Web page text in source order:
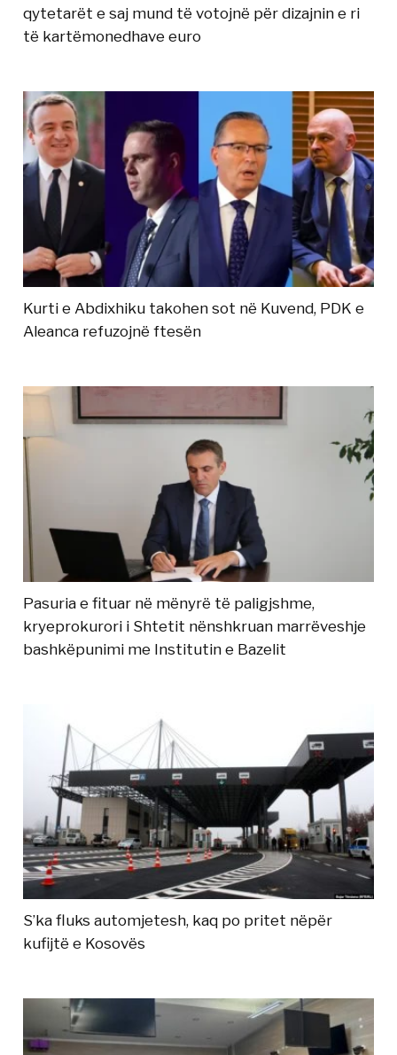
qytetarët e saj mund të votojnë për dizajnin e ri
të kartëmonedhave euro
Kurti e Abdixhiku takohen sot në Kuvend, PDK e
Aleanca refuzojnë ftesën
Pasuria e fituar në mënyrë të paligjshme,
kryeprokurori i Shtetit nënshkruan marrëveshje
bashkëpunimi me Institutin e Bazelit
S’ka fluks automjetesh, kaq po pritet nëpër
kufijtë e Kosovës